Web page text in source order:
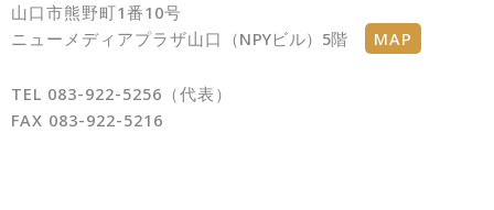
山口市熊野町1番10号
ニューメディアプラザ山口 （NPYビル）5階 MAP
TEL 083-922-5256（代表）
FAX 083-922-5216